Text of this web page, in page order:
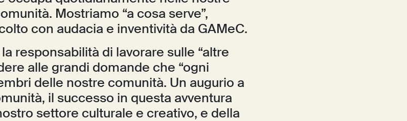
Mostriamo “a cosa serve”,
con audacia e inventività da GAMeC.
responsabilità di lavorare sulle “altre
alle grandi domande che “ogni
delle nostre comunità. Un augurio a
il successo in questa avventura
settore culturale e creativo, e della